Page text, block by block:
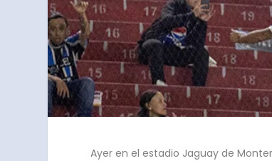
Ayer en el estadio Jaguay de